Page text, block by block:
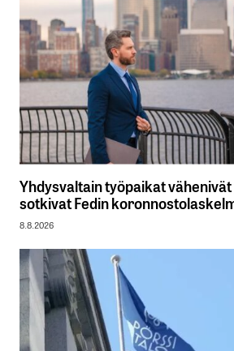
Yhdysvaltain työpaikat
sotkivat Fedin
8.8.2026